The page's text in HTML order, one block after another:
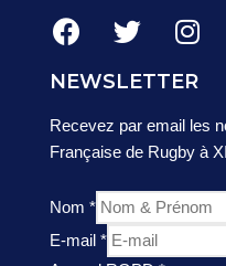
NEWSLETTER
Recevez par email les
Française de Rugby à
Nom *
E-mail *